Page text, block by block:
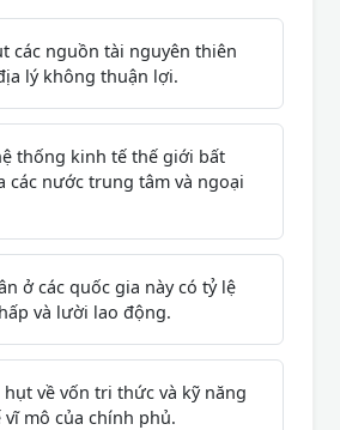
các nguồn tài nguyên thiên
lý không thuận lợi.
thống kinh tế thế giới bất
các nước trung tâm và ngoại
ở các quốc gia này có tỷ lệ
và lười lao động.
về vốn tri thức và kỹ năng
mô của chính phủ.